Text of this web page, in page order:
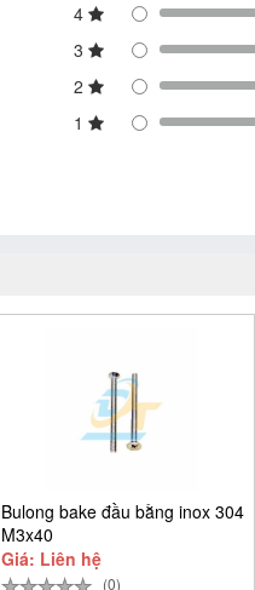
4
3
2
1
Bulong bake đầu bằng inox 304
M3x40
Giá: Liên hệ
(0)